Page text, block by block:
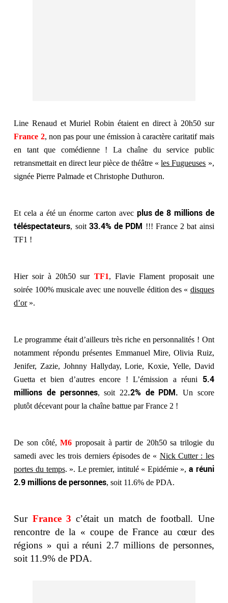
Line Renaud et Muriel Robin étaient en direct à 20h50 sur
France 2, non pas pour une émission à caractère caritatif mais
en tant que comédienne ! La chaîne du service public
retransmettait en direct leur pièce de théâtre «les Fugueuses »,
signée Pierre Palmade et Christophe Duthuron.
Et cela a été un énorme carton avec plus de 8 millions de
téléspectateurs, soit 33.4% de PDM !!! France 2 bat ainsi
TF1 !
Hier soir à 20h50 sur TF1, Flavie Flament proposait une
soirée 100% musicale avec une nouvelle édition des « disques
d’or».
Le programme était d’ailleurs très riche en personnalités ! Ont
notamment répondu présentes Emmanuel Mire, Olivia Ruiz,
Jenifer, Zazie, Johnny Hallyday, Lorie, Koxie, Yelle, David
Guetta et bien d’autres encore ! L’émission a réuni 5.4
millions de personnes, soit 22.2% de PDM. Un score
plutôt décevant pour la chaîne battue par France 2 !
De son côté,M6 proposait à partir de 20h50 sa trilogie du
samedi avec les trois derniers épisodes de « Nick Cutter : les
portes du temps. ». Le premier, intitulé « Epidémie »,a réuni
2.9 millions de personnes, soit 11.6% de PDA.
SurFrance 3c’était un match de football. Une
rencontre de la « coupe de France au cœur des
régions » qui a réuni 2.7 millions de personnes,
soit 11.9% de PDA.